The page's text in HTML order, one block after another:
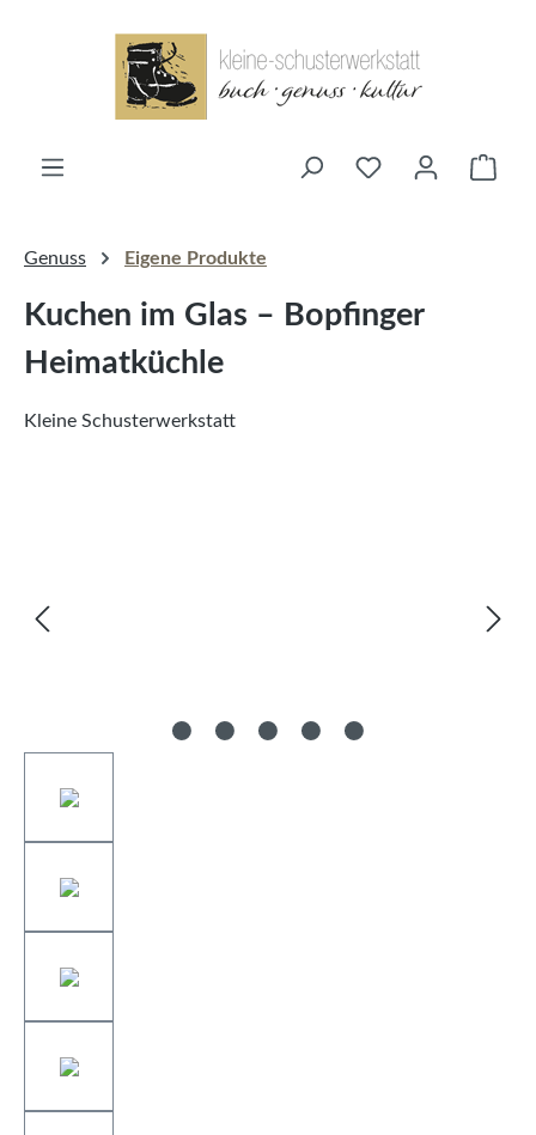
Genuss Eigene Produkte
Kuchen im Glas – Bopfinger
Heimatküchle
Kleine Schusterwerkstatt